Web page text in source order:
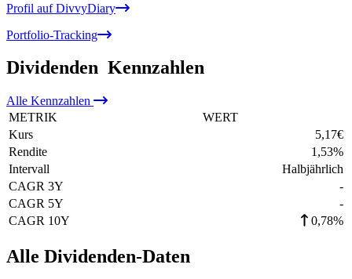
Profil auf DivvyDiary
Portfolio-Tracking
Dividenden Kennzahlen
Alle Kennzahlen
METRIK
WERT
Kurs
5,17€
Rendite
1,53%
Intervall
Halbjährlich
CAGR 3Y
-
CAGR 5Y
-
CAGR 10Y
0,78%
Alle Dividenden-Daten